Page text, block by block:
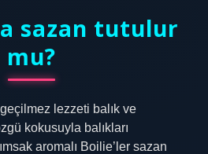
sazan tutulur
mu?
lezzeti balık ve
kokusuyla balıkları
aromalı Boilie’ler sazan